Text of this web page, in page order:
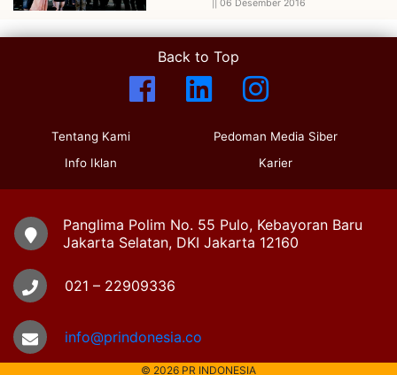
06 Desember 2016
Back to Top
Tentang Kami
Info Iklan
Pedoman Media Siber
Karier
Panglima Polim No. 55 Pulo, Kebayoran Baru
Jakarta Selatan, DKI Jakarta 12160
021 – 22909336
info@prindonesia.co
© 2026 PR INDONESIA